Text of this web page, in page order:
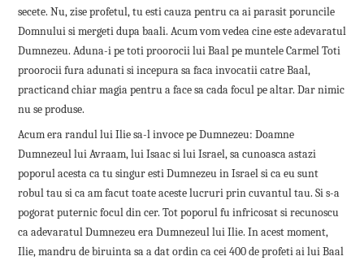
secete. Nu, zise profetul, tu esti cauza pentru ca ai parasit poruncile
Domnului si mergeti dupa baali. Acum vom vedea cine este adevaratul
Dumnezeu. Aduna-i pe toti proorocii lui Baal pe muntele Carmel Toti
proorocii fura adunati si incepura sa faca invocatii catre Baal,
practicand chiar magia pentru a face sa cada focul pe altar. Dar nimic
nu se produse.
Acum era randul lui Ilie sa-l invoce pe Dumnezeu: Doamne
Dumnezeul lui Avraam, lui Isaac si lui Israel, sa cunoasca astazi
poporul acesta ca tu singur esti Dumnezeu in Israel si ca eu sunt
robul tau si ca am facut toate aceste lucruri prin cuvantul tau. Si s-a
pogorat puternic focul din cer. Tot poporul fu infricosat si recunoscu
ca adevaratul Dumnezeu era Dumnezeul lui Ilie. In acest moment,
Ilie, mandru de biruinta sa a dat ordin ca cei 400 de profeti ai lui Baal